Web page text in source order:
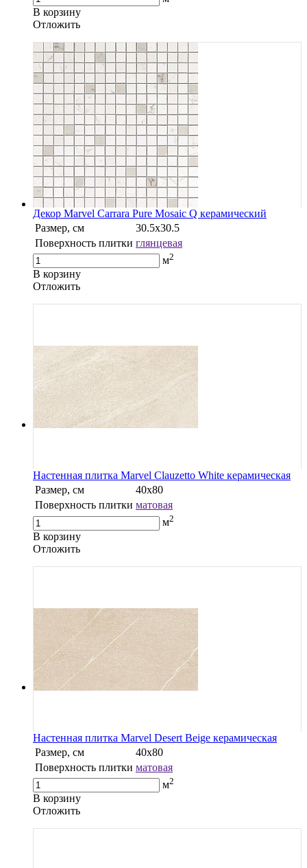
В корзину
Oтложить
Декор Marvel Carrara Pure Mosaic Q керамический
Размер, см
30.5х30.5
Поверхность плитки глянцевая
м2
В корзину
Oтложить
Настенная плитка Marvel Clauzetto White керамическая
Размер, см
40х80
Поверхность плитки матовая
м2
В корзину
Oтложить
Настенная плитка Marvel Desert Beige керамическая
Размер, см
40х80
Поверхность плитки матовая
м2
В корзину
Oтложить